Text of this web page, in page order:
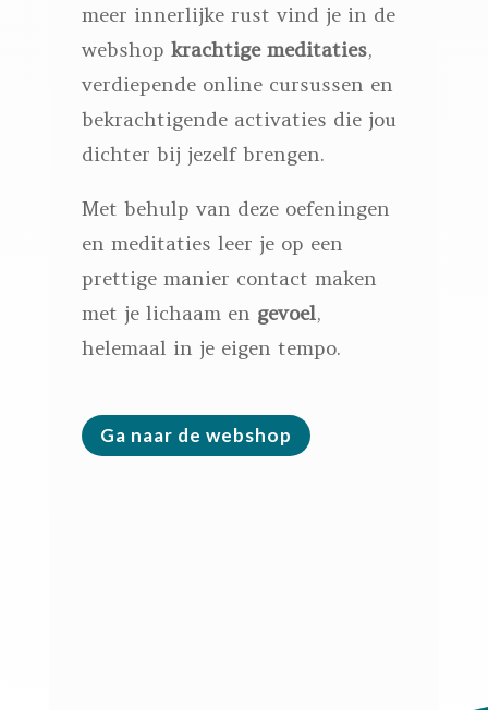
meer innerlijke rust vind je in de
webshop krachtige meditaties,
verdiepende online cursussen en
bekrachtigende activaties die jou
dichter bij jezelf brengen.
Met behulp van deze oefeningen
en meditaties leer je op een
prettige manier contact maken
met je lichaam en gevoel,
helemaal in je eigen tempo.
Ga naar de webshop